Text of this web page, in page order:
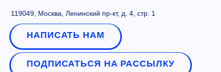
119049, Москва, Ленинский пр-кт, д. 4, стр. 1
НАПИСАТЬ НАМ
ПОДПИСАТЬСЯ НА РАССЫЛКУ